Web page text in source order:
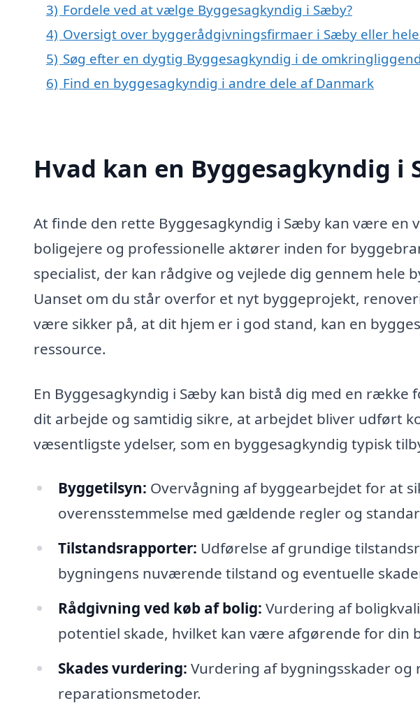
3) Fordele ved at vælge Byggesagkyndig i Sæby?
4) Oversigt over byggerådgivningsfirmaer i Sæby eller
5) Søg efter en dygtig Byggesagkyndig i de
6) Find en byggesagkyndig i andre dele af Danmark
Hvad kan en Byggesagkyndig
At finde den rette Byggesagkyndig i Sæby kan være en
boligejere og professionelle aktører inden for
specialist, der kan rådgive og vejlede dig gennem hele
Uanset om du står overfor et nyt byggeprojekt,
være sikker på, at dit hjem er i god stand, kan en
ressource.
En Byggesagkyndig i Sæby kan bistå dig med en række
dit arbejde og samtidig sikre, at arbejdet bliver udført
væsentligste ydelser, som en byggesagkyndig typisk
Byggetilsyn: Overvågning af byggearbejdet for at
overensstemmelse med gældende regler og
Tilstandsrapporter: Udførelse af grundige
bygningens nuværende tilstand og eventuelle
Rådgivning ved køb af bolig: Vurdering af
potentiel skade, hvilket kan være afgørende for din
Skades vurdering: Vurdering af bygningsskader og
reparationsmetoder.